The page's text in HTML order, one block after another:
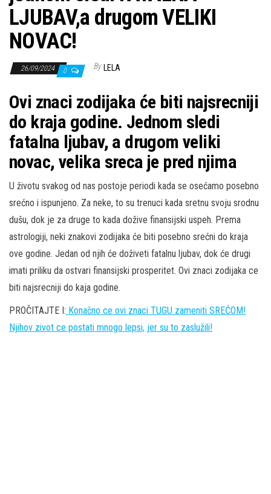
LJUBAV,a drugom VELIKI
NOVAC!
26/09/2024 0 By LELA
Ovi znaci zodijaka će biti najsrecniji
do kraja godine. Jednom sledi
fatalna ljubav, a drugom veliki
novac, velika sreca je pred njima
U životu svakog od nas postoje periodi kada se osećamo posebno
srećno i ispunjeno. Za neke, to su trenuci kada sretnu svoju srodnu
dušu, dok je za druge to kada dožive finansijski uspeh. Prema
astrologiji, neki znakovi zodijaka će biti posebno srećni do kraja
ove godine. Jedan od njih će doživeti fatalnu ljubav, dok će drugi
imati priliku da ostvari finansijski prosperitet. Ovi znaci zodijaka ce
biti najsrecniji do kaja godine.
PROČITAJTE I: Konačno ce ovi znaci TUGU zameniti SREĆOM!
Njihov zivot ce postati mnogo lepsi, jer su to zaslužili!